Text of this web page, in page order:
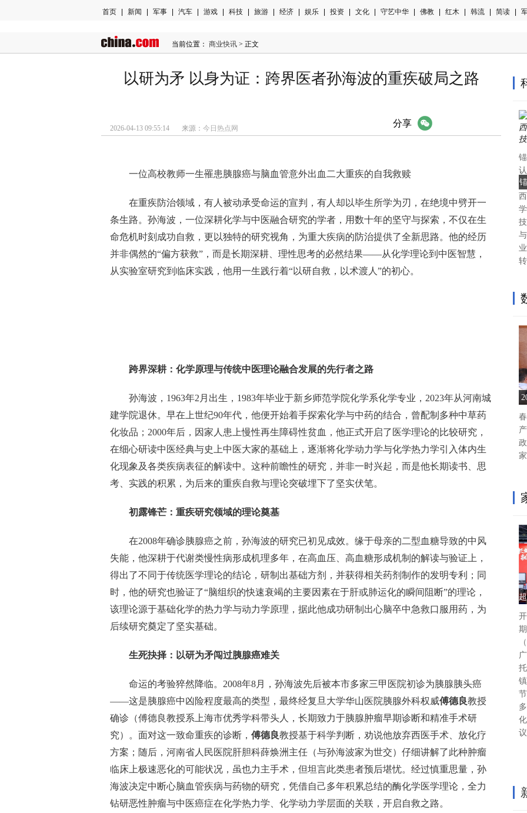
首页 新闻 军事 汽车 游戏 科技 旅游 经济 娱乐 投资 文化 守艺中华 佛教 红木 韩流 简读
当前位置： 商业快讯 > 正文
以研为矛 以身为证：跨界医者孙海波的重疾破局之路
2026-04-13 09:55:14 来源： 今日热点网 分享
一位高校教师一生罹患胰腺癌与脑血管意外出血二大重疾的自我救赎
在重疾防治领域，有人被动承受命运的宣判，有人却以毕生所学为刃，在绝境中劈开一
条生路。孙海波，一位深耕化学与中医融合研究的学者，用数十年的坚守与探索，不仅在生
命危机时刻成功自救，更以独特的研究视角，为重大疾病的防治提供了全新思路。他的经历
并非偶然的“偏方获救”，而是长期深耕、理性思考的必然结果——从化学理论到中医智慧，
从实验室研究到临床实践，他用一生践行着“以研自救，以术渡人”的初心。
跨界深耕：化学原理与传统中医理论融合发展的先行者之路
孙海波，1963年2月出生，1983年毕业于新乡师范学院化学系化学专业，2023年从河南城
建学院退休。早在上世纪90年代，他便开始着手探索化学与中药的结合，曾配制多种中草药
化妆品；2000年后，因家人患上慢性再生障碍性贫血，他正式开启了医学理论的比较研究，
在细心研读中医经典与史上中医大家的基础上，逐渐将化学动力学与化学热力学引入体内生
化现象及各类疾病表征的解读中。这种前瞻性的研究，并非一时兴起，而是他长期读书、思
考、实践的积累，为后来的重疾自救与理论突破埋下了坚实伏笔。
初露锋芒：重疾研究领域的理论奠基
在2008年确诊胰腺癌之前，孙海波的研究已初见成效。缘于母亲的二型血糖导致的中风
失能，他深耕于代谢类慢性病形成机理多年，在高血压、高血糖形成机制的解读与验证上，
得出了不同于传统医学理论的结论，研制出基础方剂，并获得相关药剂制作的发明专利；同
时，他的研究也验证了“脑组织的快速衰竭的主要因素在于肝或肺运化的瞬间阻断”的理论，
该理论源于基础化学的热力学与动力学原理，据此他成功研制出心脑卒中急救口服用药，为
后续研究奠定了坚实基础。
生死抉择：以研为矛闯过胰腺癌难关
命运的考验猝然降临。2008年8月，孙海波先后被本市多家三甲医院初诊为胰腺胰头癌
——这是胰腺癌中凶险程度最高的类型，最终经复旦大学华山医院胰腺外科权威傅德良教授
确诊（傅德良教授系上海市优秀学科带头人，长期致力于胰腺肿瘤早期诊断和精准手术研
究）。面对这一致命重疾的诊断， 傅德良教授基于科学判断，劝说他放弃西医手术、放化疗
方案；随后，河南省人民医院肝胆科薛焕洲主任（与孙海波家为世交）仔细讲解了此种肿瘤
临床上极速恶化的可能状况，虽也力主手术，但坦言此类患者预后堪忧。经过慎重思量，孙
海波决定中断心脑血管疾病与药物的研究，凭借自己多年积累总结的酶化学医学理论，全力
钻研恶性肿瘤与中医癌症在化学热力学、化学动力学层面的关联，开启自救之路。